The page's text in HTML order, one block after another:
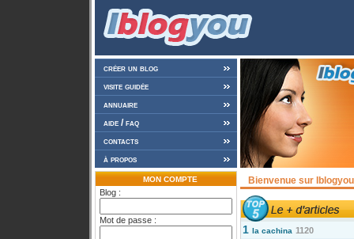
créer un blog
visite guidée
annuaire
aide / faq
contacts
à propos
MON COMPTE
Blog :
Mot de passe :
Bienvenue sur
1 la cachina 1120